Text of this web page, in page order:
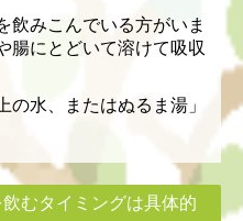
飲みこんでいる方がいま
腸にとどいて溶けて吸収
の水、またはぬるま湯」
むタイミングは具体的